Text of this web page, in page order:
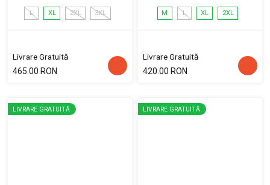
L XL 2XL 3XL
Livrare Gratuită
465.00 RON
M L XL 2XL
Livrare Gratuită
420.00 RON
LIVRARE GRATUITĂ LIVRARE GRATUITĂ